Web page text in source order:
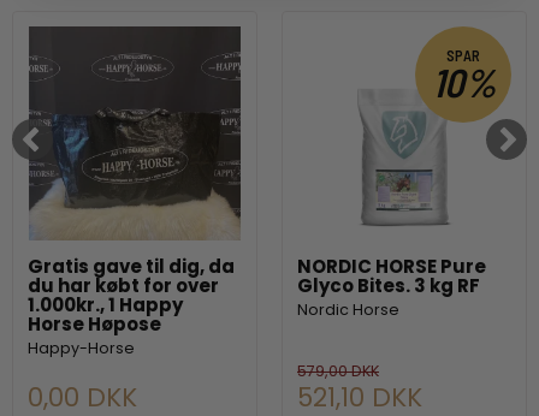
Gratis gave til dig, da
du har købt for over
1.000kr., 1 Happy
Horse Høpose
Happy-Horse
0,00 DKK
SPAR
10%
NORDIC HORSE Pure
Glyco Bites. 3 kg RF
Nordic Horse
579,00 DKK
521,10 DKK